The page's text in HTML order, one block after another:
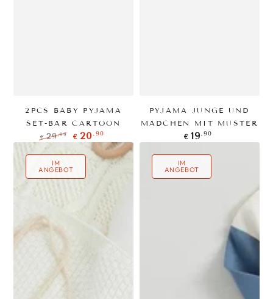
2PCS BABY PYJAMA
SET-BÄR CARTOON
Regulärer
Preis
€ 29,99
Verkaufspreis
€ 20,90
PYJAMA JUNGE UND
MÄDCHEN MIT MUSTER
Regulärer
Preis
€ 19,90
IM
ANGEBOT
IM
ANGEBOT